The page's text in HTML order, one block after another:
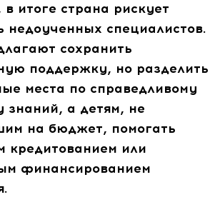
в итоге страна рискует
недоученных специалистов.
сохранить
поддержку, но разделить
места по справедливому
знаний, а детям, не
на бюджет, помогать
кредитованием или
финансированием